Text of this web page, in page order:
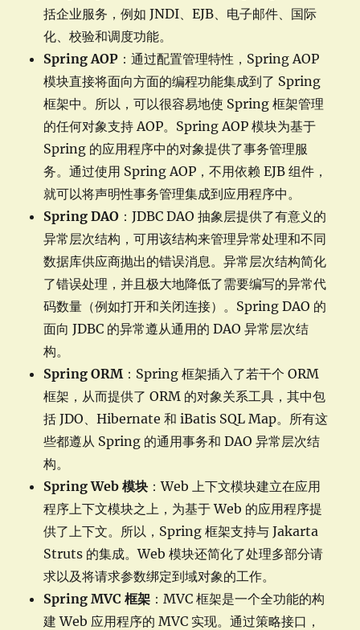
括企业服务，例如 JNDI、EJB、电子邮件、国际
化、校验和调度功能。
Spring AOP ：通过配置管理特性，Spring AOP
模块直接将面向方面的编程功能集成到了 Spring
框架中。所以，可以很容易地使 Spring 框架管理
的任何对象支持 AOP。Spring AOP 模块为基于
Spring 的应用程序中的对象提供了事务管理服
务。通过使用 Spring AOP，不用依赖 EJB 组件，
就可以将声明性事务管理集成到应用程序中。
Spring DAO ：JDBC DAO 抽象层提供了有意义的
异常层次结构，可用该结构来管理异常处理和不同
数据库供应商抛出的错误消息。异常层次结构简化
了错误处理，并且极大地降低了需要编写的异常代
码数量（例如打开和关闭连接）。Spring DAO 的
面向 JDBC 的异常遵从通用的 DAO 异常层次结
构。
Spring ORM ：Spring 框架插入了若干个 ORM
框架，从而提供了 ORM 的对象关系工具，其中包
括 JDO、Hibernate 和 iBatis SQL Map。所有这
些都遵从 Spring 的通用事务和 DAO 异常层次结
构。
Spring Web 模块 ：Web 上下文模块建立在应用
程序上下文模块之上，为基于 Web 的应用程序提
供了上下文。所以，Spring 框架支持与 Jakarta
Struts 的集成。Web 模块还简化了处理多部分请
求以及将请求参数绑定到域对象的工作。
Spring MVC 框架 ：MVC 框架是一个全功能的构
建 Web 应用程序的 MVC 实现。通过策略接口，